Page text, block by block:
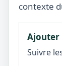
contexte
Ajouter
Suivre